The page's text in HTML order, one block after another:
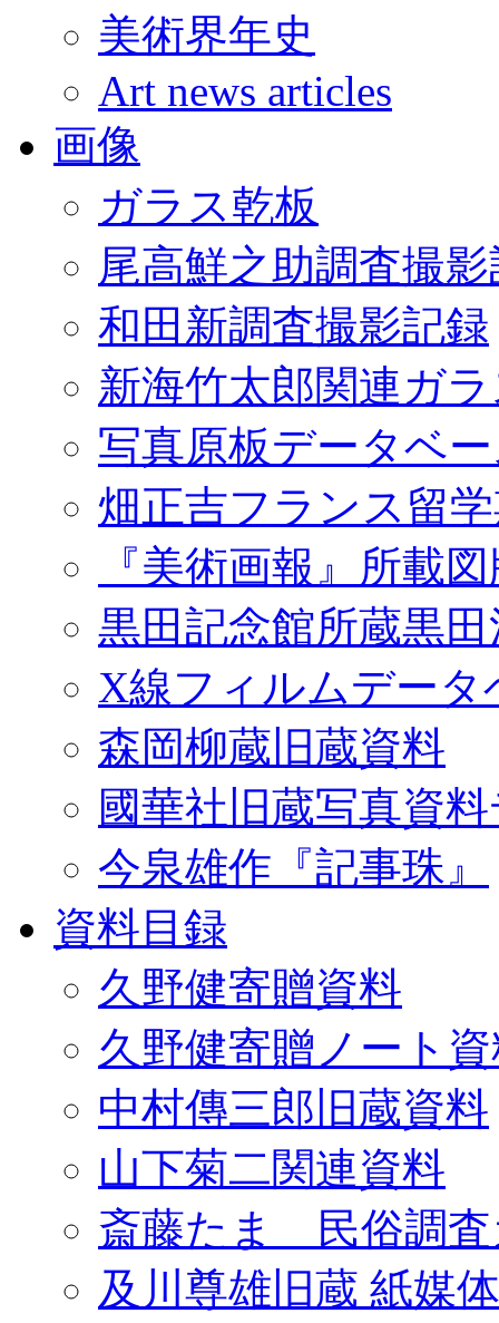
美術界年史
Art news articles
画像
ガラス乾板
尾高鮮之助調査撮
和田新調査撮影記録
新海竹太郎関連ガ
写真原板データベ
畑正吉フランス留
『美術画報』所載
黒田記念館所蔵黒
X線フィルムデータ
森岡柳蔵旧蔵資料
國華社旧蔵写真資
今泉雄作『記事珠』
資料目録
久野健寄贈資料
久野健寄贈ノート
中村傳三郎旧蔵資料
山下菊二関連資料
斎藤たま 民俗調査
及川尊雄旧蔵 紙媒